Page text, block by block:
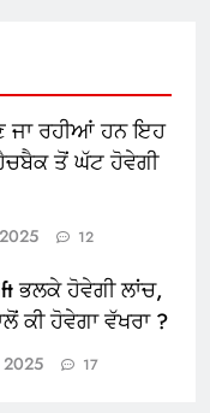
ਜਾ ਰਹੀਆਂ ਹਨ ਇਹ
ਤੋਂ ਘੱਟ ਹੋਵੇਗੀ
12
ਭਲਕੇ ਹੋਵੇਗੀ ਲਾਂਚ,
ਕੀ ਹੋਵੇਗਾ ਵੱਖਰਾ ?
2025 17